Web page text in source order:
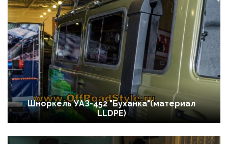
Шноркель УАЗ-452 "Буханка"(материал
LLDPE)